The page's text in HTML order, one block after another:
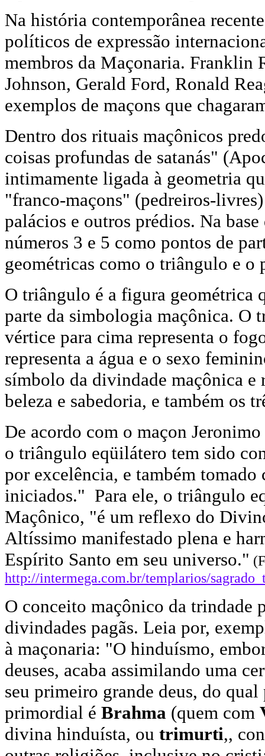
Na história contemporânea
políticos de expressão
membros da Maçonaria. Franklin
Johnson, Gerald Ford, Ronald
exemplos de maçons que
Dentro dos rituais maçônicos
coisas profundas de satanás"
intimamente ligada à geometria
"franco-maçons" (pedreiros-
palácios e outros prédios. Na
números 3 e 5 como pontos de
geométricas como o triângulo e o
O triângulo é a figura geométrica
parte da simbologia maçônica. O
vértice para cima representa o
representa a água e o sexo
símbolo da divindade maçônica e
beleza e sabedoria, e também os
De acordo com o maçon
o triângulo eqüilátero tem sido
por excelência, e também
iniciados." Para ele, o triângulo
Maçônico, "é um reflexo do
Altíssimo manifestado plena e
Espírito Santo em seu universo."
http://intermega.com.br/templarios/
O conceito maçônico da trindade
divindades pagãs. Leia por,
à maçonaria: "O hinduísmo,
deuses, acaba assimilando uma
seu primeiro grande deus, do
primordial é Brahma (quem com
divina hinduísta, ou trimurti,,